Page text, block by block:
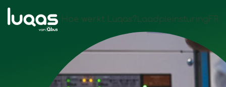
Hoe werkt Luqas? LaadpleinsturingFR